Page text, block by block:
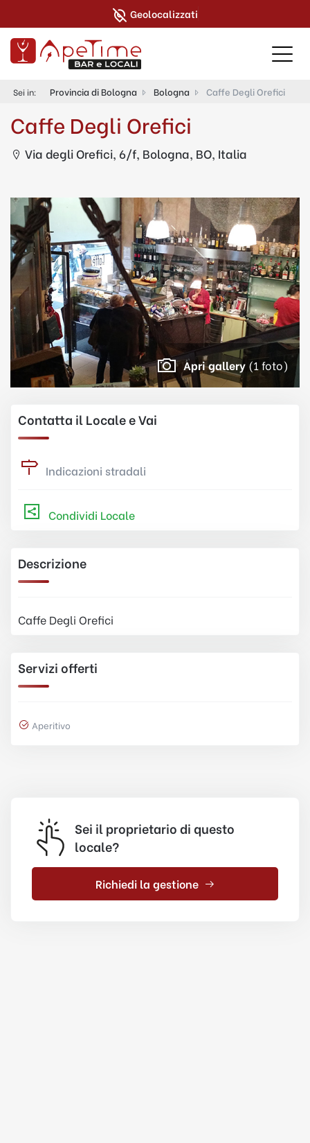
Geolocalizzati
Sei in: Provincia di Bologna Bologna Caffe Degli Orefici
Caffe Degli Orefici
Via degli Orefici, 6/f, Bologna, BO, Italia
Apri gallery (1 foto)
Contatta il Locale e Vai
Indicazioni stradali
Condividi Locale
Descrizione
Caffe Degli Orefici
Servizi offerti
Aperitivo
Sei il proprietario di questo
locale?
Richiedi la gestione